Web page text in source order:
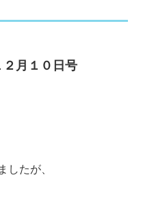
o
２月１０日号
したが、